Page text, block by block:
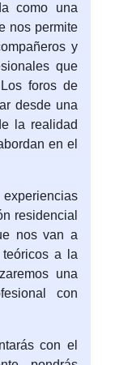
como una
nos permite
y
que
foros de
desde una
la realidad
en el
residencial
nos van a
a la
una
con
con el